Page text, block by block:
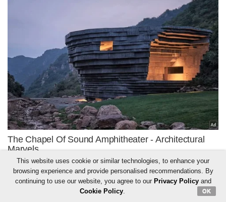
This website uses cookie or similar technologies, to enhance your
browsing experience and provide personalised recommendations. By
continuing to use our website, you agree to our Privacy Policyand
Cookie Policy. OK